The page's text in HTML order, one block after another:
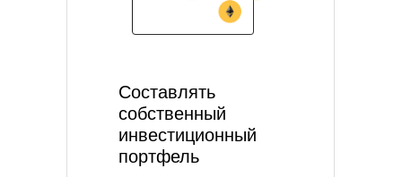
Составлять
собственный
инвестиционный
портфель